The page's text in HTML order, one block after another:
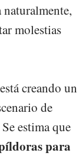
molestias
creando un
de
estima que
para